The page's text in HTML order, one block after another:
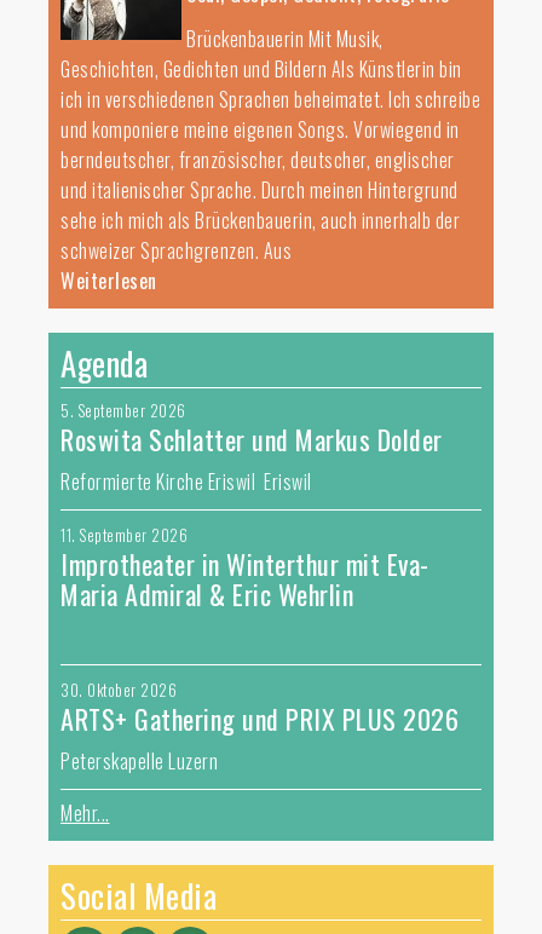
Brückenbauerin Mit Musik,
Geschichten, Gedichten und Bildern Als Künstlerin bin
ich in verschiedenen Sprachen beheimatet. Ich schreibe
und komponiere meine eigenen Songs. Vorwiegend in
berndeutscher, französischer, deutscher, englischer
und italienischer Sprache. Durch meinen Hintergrund
sehe ich mich als Brückenbauerin, auch innerhalb der
schweizer Sprachgrenzen. Aus
Weiterlesen
Agenda
5. September 2026
Roswita Schlatter und Markus Dolder
Reformierte Kirche Eriswil Eriswil
11. September 2026
Improtheater in Winterthur mit Eva-
Maria Admiral & Eric Wehrlin
30. Oktober 2026
ARTS+ Gathering und PRIX PLUS 2026
Peterskapelle Luzern
Mehr...
Social Media